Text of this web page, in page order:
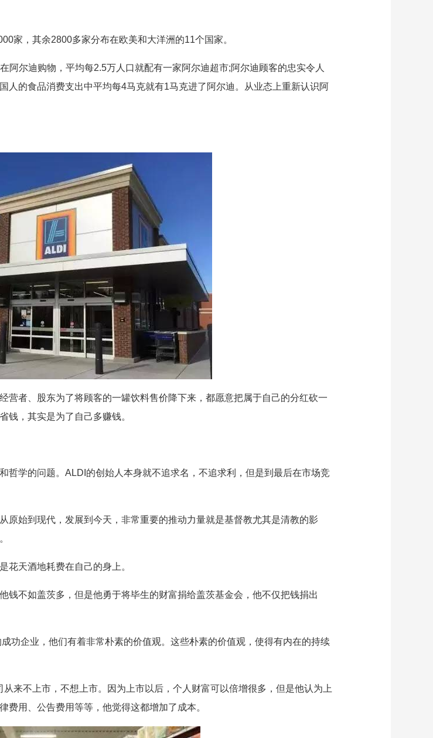
家，其余2800多家分布在欧美和大洋洲的11个国家。
阿尔迪购物，平均每2.5万人口就配有一家阿尔迪超市;阿尔迪顾客的忠实令人
人的食品消费支出中平均每4马克就有1马克进了阿尔迪。从业态上重新认识阿
营者、股东为了将顾客的一罐饮料售价降下来，都愿意把属于自己的分红砍一
钱，其实是为了自己多赚钱。
哲学的问题。ALDI的创始人本身就不追求名，不追求利，但是到最后在市场竞
原始到现代，发展到今天，非常重要的推动力量就是基督教尤其是清教的影
花天酒地耗费在自己的身上。
钱不如盖茨多，但是他勇于将毕生的财富捐给盖茨基金会，他不仅把钱捐出
功企业，他们有着非常朴素的价值观。这些朴素的价值观，使得有内在的持续
来不上市，不想上市。因为上市以后，个人财富可以倍增很多，但是他认为上
用、公告费用等等，他觉得这都增加了成本。